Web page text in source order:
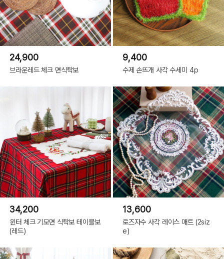
24,900
브라운레드 체크 면식탁보
9,400
수제 손뜨개 사각 수세미 4p
34,200
윈터 체크 기모면 식탁보 테이블보
(레드)
13,600
로즈자수 사각 레이스 매트 (2siz
e)